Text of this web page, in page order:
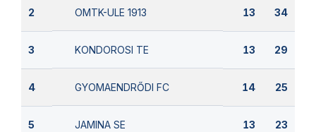
2 OMTK-ULE 1913 13 34
3 KONDOROSI TE 13 29
4 GYOMAENDRŐDI FC 14 25
5 JAMINA SE 13 23